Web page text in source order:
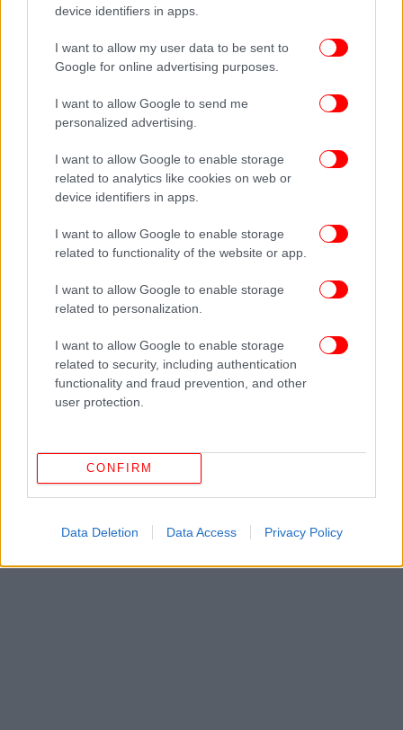
device identifiers in apps.
I want to allow my user data to be sent to
Google for online advertising purposes.
I want to allow Google to send me
personalized advertising.
I want to allow Google to enable storage
related to analytics like cookies on web or
device identifiers in apps.
I want to allow Google to enable storage
related to functionality of the website or app.
I want to allow Google to enable storage
related to personalization.
I want to allow Google to enable storage
related to security, including authentication
functionality and fraud prevention, and other
user protection.
CONFIRM
Data Deletion Data Access Privacy Policy
ΟΛΕΣ ΟΙ ΕΙΔΗΣΕΙΣ
αποχαιρετώ με τη θλίψη κάποιου που χάνει καλό του
Αποφοίτησε ο εγγονός του JFK από το Χάρβαρντ -Διπλό
πτυχίο, σε Νομική και Επιχειρήσεις [εικόνες]
Νίκος Αντύπας: 15 εμβληματικά τραγούδια που όλοι
έχουμε σιγοτραγουδήσει [βίντεο]
startup Accusonus για 100 εκατ. ευρώ και ιδρύει τη Meta